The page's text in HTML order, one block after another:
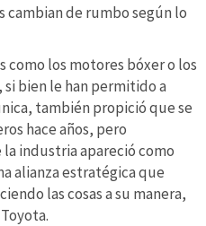
cambian de rumbo según lo
como los motores bóxer o los
bien le han permitido a
también propició que se
hace años, pero
industria apareció como
alianza estratégica que
las cosas a su manera,